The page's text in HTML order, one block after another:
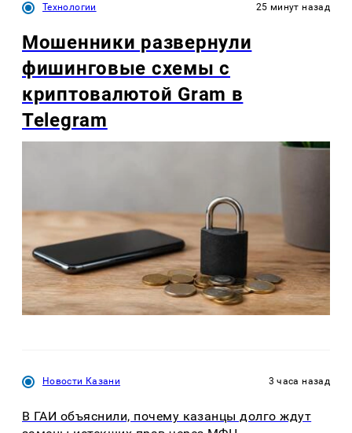
Технологии 25 минут назад
Мошенники развернули
фишинговые схемы с
криптовалютой Gram в
Telegram
Новости Казани 3 часа назад
В ГАИ объяснили, почему казанцы долго ждут